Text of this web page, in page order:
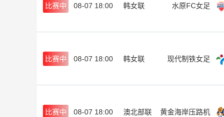
比赛中 08-07 18:00 韩女联 水原FC女足
比赛中 08-07 18:00 韩女联 现代制铁女足
比赛中 08-07 18:00 澳北部联 黄金海岸压路机